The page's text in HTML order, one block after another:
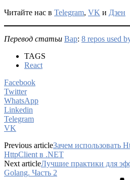
Читайте нас в Telegram, VK и Дзен
Перевод статьи Bap: 8 repos used
TAGS
React
Facebook
Twitter
WhatsApp
Linkedin
Telegram
VK
Previous articleЗачем использовать
HttpClient в .NET
Next articleЛучшие практики для
Golang. Часть 2